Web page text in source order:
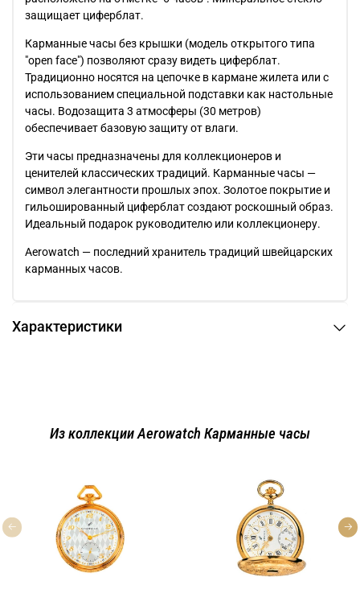
защищает циферблат.
Карманные часы без крышки (модель открытого типа
"open face") позволяют сразу видеть циферблат.
Традиционно носятся на цепочке в кармане жилета или с
использованием специальной подставки как настольные
часы. Водозащита 3 атмосферы (30 метров)
обеспечивает базовую защиту от влаги.
Эти часы предназначены для коллекционеров и
ценителей классических традиций. Карманные часы —
символ элегантности прошлых эпох. Золотое покрытие и
гильошированный циферблат создают роскошный образ.
Идеальный подарок руководителю или коллекционеру.
Aerowatch — последний хранитель традиций швейцарских
карманных часов.
Характеристики
Из коллекции Aerowatch Карманные часы